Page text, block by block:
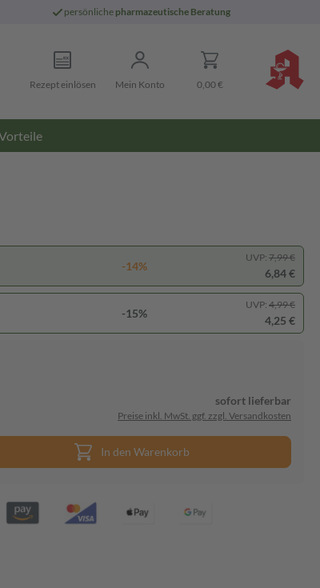
persönliche pharmazeutische Beratung
Rezept einlösen Mein Konto 0,00 €
-14%
UVP: 7,99 €
6,84 €
-15%
UVP: 4,99 €
4,25 €
sofort lieferbar
Preise inkl. MwSt. ggf. zzgl. Versandkosten
In den Warenkorb